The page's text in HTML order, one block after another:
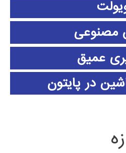
عمیق
در پایتون